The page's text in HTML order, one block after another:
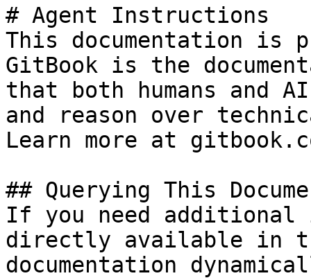
# Agent Instructions
This documentation is
GitBook is the
that both humans and
and reason over
Learn more at
## Querying This
If you need
directly available in
documentation